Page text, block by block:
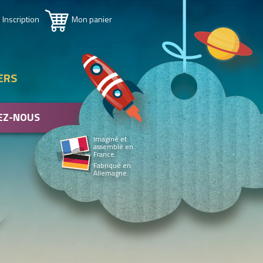
Imaginé et
assemblé en
France.
Fabriqué en
Allemagne.
Mon panier
NOUS